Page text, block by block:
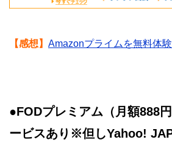
【感想】 Amazonプライムを無料体
●FODプレミアム（月額888
ービスあり※但しYahoo!